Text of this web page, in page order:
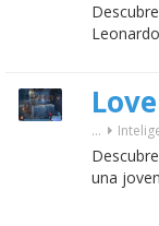
...
una